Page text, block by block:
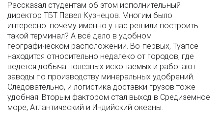
Рассказал студентам об этом исполнительный
директор ТБТ Павел Кузнецов. Многим было
интересно: почему именно у нас решили построить
такой терминал? А всё дело в удобном
географическом расположении. Во-первых, Туапсе
находится относительно недалеко от городов, где
ведется добыча полезных ископаемых и работают
заводы по производству минеральных удобрений.
Следовательно, и логистика доставки грузов тоже
удобная. Вторым фактором стал выход в Средиземное
море, Атлантический и Индийский океаны.